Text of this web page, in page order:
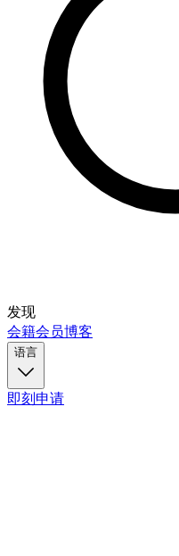
发现
会籍会员博客
语言
即刻申请